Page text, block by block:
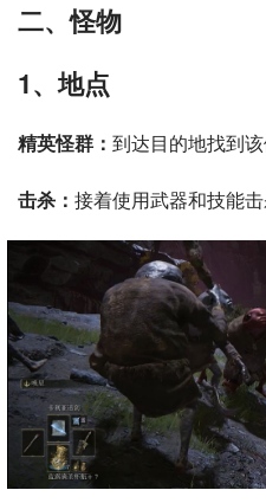
二、怪物
1、地点
精英怪群： 到达目的地找到该
击杀： 接着使用武器和技能击